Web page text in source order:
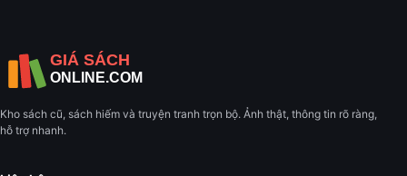
Kho sách cũ, sách hiếm và truyện tranh trọn bộ. Ảnh thật, thông tin rõ ràng,
hỗ trợ nhanh.